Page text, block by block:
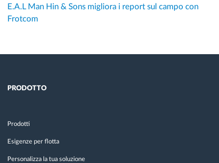
E.A.L Man Hin & Sons migliora i report sul campo con
Frotcom
PRODOTTO
Prodotti
Esigenze per flotta
Personalizza la tua soluzione